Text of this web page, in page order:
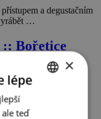
a degustačním
…
Bořetice
kontejner
je to pravé. …
×
lépe
teď